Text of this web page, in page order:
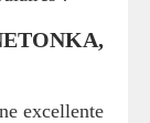
excellente